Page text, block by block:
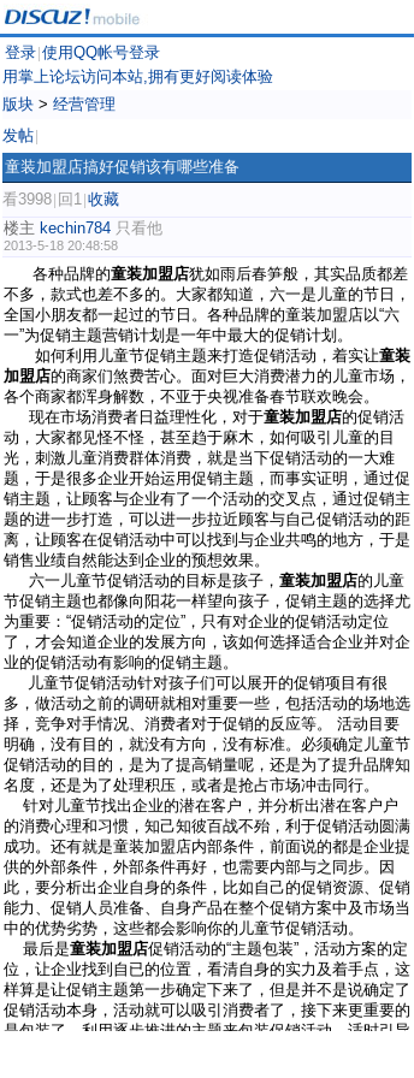
登录 使用QQ帐号登录
用掌上论坛访问本站,拥有更好阅读体验
版块 > 经营管理
发帖
童装加盟店搞好促销该有哪些准备
看3998 回1 收藏
楼主 kechin784 只看他
2013-5-18 20:48:58
各种品牌的童装加盟店犹如雨后春笋般，其实品质都差
不多，款式也差不多的。大家都知道，六一是儿童的节日，
全国小朋友都一起过的节日。各种品牌的童装加盟店以“六
一”为促销主题营销计划是一年中最大的促销计划。
如何利用儿童节促销主题来打造促销活动，着实让童装
加盟店的商家们煞费苦心。面对巨大消费潜力的儿童市场，
各个商家都浑身解数，不亚于央视准备春节联欢晚会。
现在市场消费者日益理性化，对于童装加盟店的促销活
动，大家都见怪不怪，甚至趋于麻木，如何吸引儿童的目
光，刺激儿童消费群体消费，就是当下促销活动的一大难
题，于是很多企业开始运用促销主题，而事实证明，通过促
销主题，让顾客与企业有了一个活动的交叉点，通过促销主
题的进一步打造，可以进一步拉近顾客与自己促销活动的距
离，让顾客在促销活动中可以找到与企业共鸣的地方，于是
销售业绩自然能达到企业的预想效果。
六一儿童节促销活动的目标是孩子， 童装加盟店的儿童
节促销主题也都像向阳花一样望向孩子，促销主题的选择尤
为重要：“促销活动的定位”，只有对企业的促销活动定位
了，才会知道企业的发展方向，该如何选择适合企业并对企
业的促销活动有影响的促销主题。
儿童节促销活动针对孩子们可以展开的促销项目有很
多，做活动之前的调研就相对重要一些，包括活动的场地选
择，竞争对手情况、消费者对于促销的反应等。 活动目要
明确，没有目的，就没有方向，没有标准。必须确定儿童节
促销活动的目的，是为了提高销量呢，还是为了提升品牌知
名度，还是为了处理积压，或者是抢占市场冲击同行。
针对儿童节找出企业的潜在客户，并分析出潜在客户户
的消费心理和习惯，知己知彼百战不殆，利于促销活动圆满
成功。还有就是童装加盟店内部条件，前面说的都是企业提
供的外部条件，外部条件再好，也需要内部与之同步。因
此，要分析出企业自身的条件，比如自己的促销资源、促销
能力、促销人员准备、自身产品在整个促销方案中及市场当
中的优势劣势，这些都会影响你的儿童节促销活动。
最后是童装加盟店促销活动的“主题包装”，活动方案的定
位，让企业找到自已的位置，看清自身的实力及着手点，这
样算是让促销主题第一步确定下来了，但是并不是说确定了
促销活动本身，活动就可以吸引消费者了，接下来更重要的
是包装了，利用逐步推进的主题来包装促销活动，适时引导